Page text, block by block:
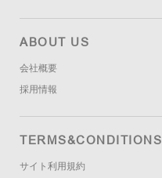
ABOUT US
会社概要
採用情報
TERMS&CONDITIONS
サイト利用規約